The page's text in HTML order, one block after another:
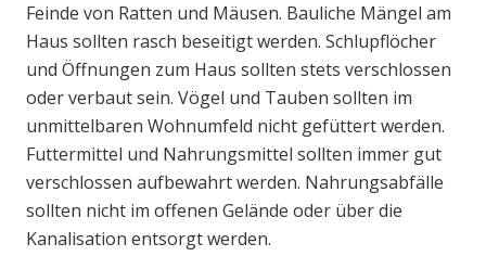
Feinde von Ratten und Mäusen. Bauliche Mängel am
Haus sollten rasch beseitigt werden. Schlupflöcher
und Öffnungen zum Haus sollten stets verschlossen
oder verbaut sein. Vögel und Tauben sollten im
unmittelbaren Wohnumfeld nicht gefüttert werden.
Futtermittel und Nahrungsmittel sollten immer gut
verschlossen aufbewahrt werden. Nahrungsabfälle
sollten nicht im offenen Gelände oder über die
Kanalisation entsorgt werden.